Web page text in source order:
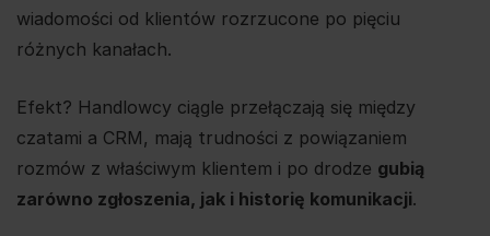
wiadomości od klientów rozrzucone po pięciu
różnych kanałach.
Efekt? Handlowcy ciągle przełączają się między
czatami a CRM, mają trudności z powiązaniem
rozmów z właściwym klientem i po drodze gubią
zarówno zgłoszenia, jak i historię komunikacji.